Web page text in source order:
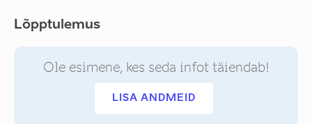
Lõpptulemus
Ole esimene, kes seda infot täiendab!
LISA ANDMEID